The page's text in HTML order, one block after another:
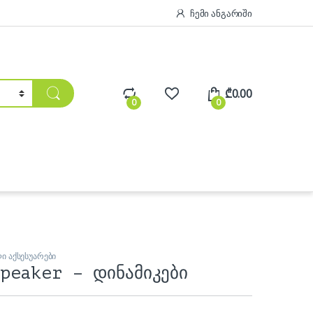
ჩემი ანგარიში
0 0
₾0.00
აქსესუარები
– დინამიკები